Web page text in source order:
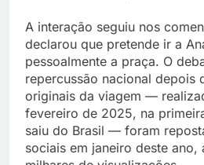
A interação seguiu nos
declarou que pretende ir a
pessoalmente a praça. O
repercussão nacional depois
originais da viagem —
fevereiro de 2025, na
saiu do Brasil — foram
sociais em janeiro deste ano,